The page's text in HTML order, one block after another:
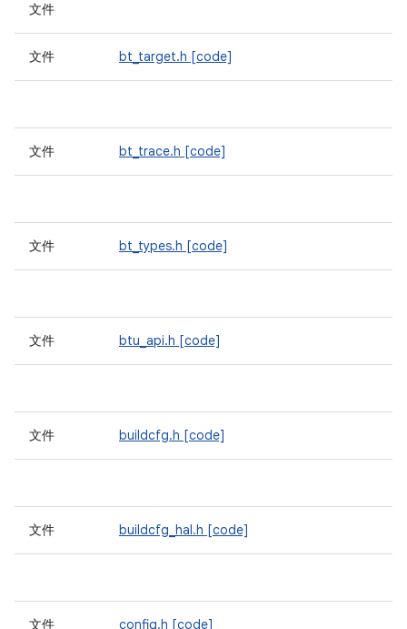
文件
文件 bt_target.h [code]
文件 bt_trace.h [code]
文件 bt_types.h [code]
文件 btu_api.h [code]
文件 buildcfg.h [code]
文件 buildcfg_hal.h [code]
文件 config.h [code]